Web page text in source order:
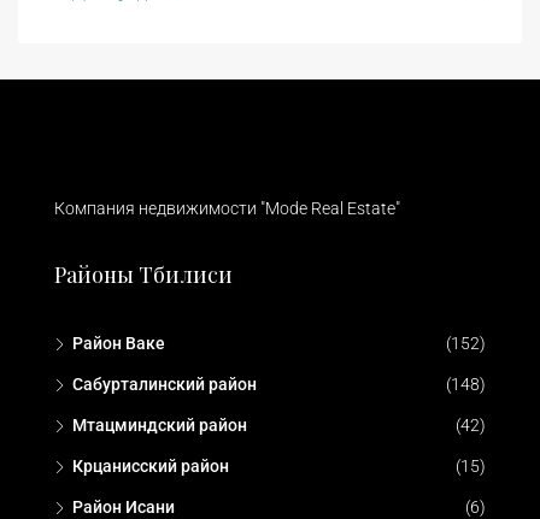
Компания недвижимости "Mode Real Estate"
Районы Тбилиси
Район Ваке (152)
Сабурталинский район (148)
Мтацминдский район (42)
Крцанисский район (15)
Район Исани (6)